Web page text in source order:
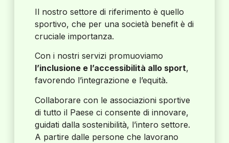
Il nostro settore di riferimento è quello
sportivo, che per una società benefit è di
cruciale importanza.
Con i nostri servizi promuoviamo
l’inclusione e l’accessibilità allo sport,
favorendo l’integrazione e l’equità.
Collaborare con le associazioni sportive
di tutto il Paese ci consente di innovare,
guidati dalla sostenibilità, l’intero settore.
A partire dalle persone che lavorano